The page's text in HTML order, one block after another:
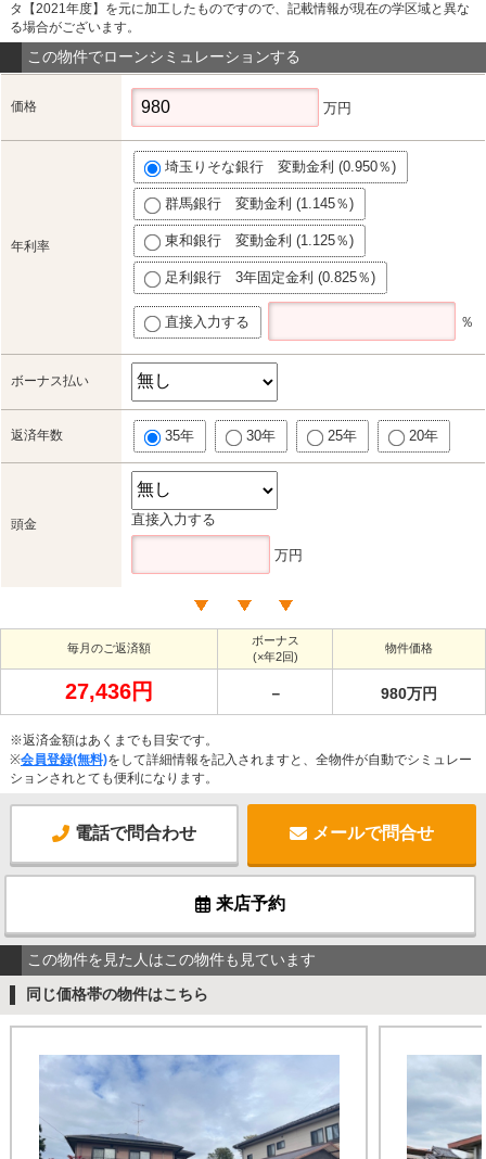
タ【2021年度】を元に加工したものですので、記載情報が現在の学区域と異な
る場合がございます。
この物件でローンシミュレーションする
価格 万円
年利率
埼玉りそな銀行 変動金利 (0.950％)
群馬銀行 変動金利 (1.145％)
東和銀行 変動金利 (1.125％)
足利銀行 3年固定金利 (0.825％)
直接入力する ％
ボーナス払い
返済年数 35年 30年 25年 20年
頭金 直接入力する
万円
毎月のご返済額
ボーナス
(×年2回)
物件価格
27,436円 － 980万円
※返済金額はあくまでも目安です。
※会員登録(無料)をして詳細情報を記入されますと、全物件が自動でシミュレー
ションされとても便利になります。
電話で問合わせ メールで問合せ
来店予約
この物件を見た人はこの物件も見ています
同じ価格帯の物件はこちら